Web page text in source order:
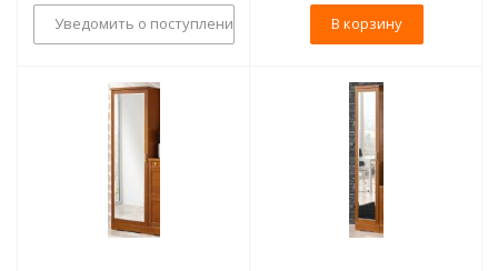
Уведомить о поступлении В корзину